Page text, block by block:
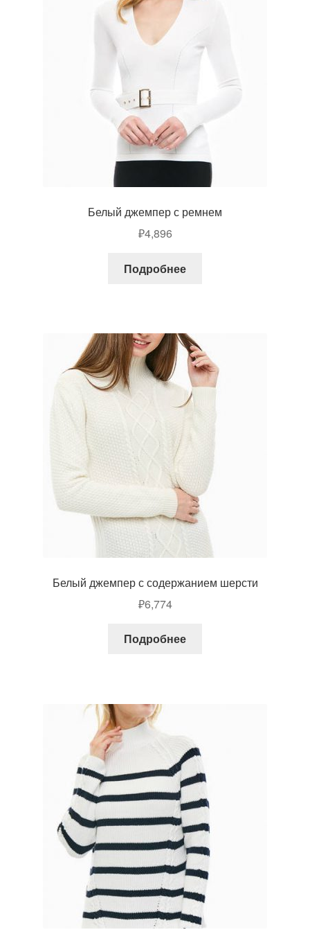
Белый джемпер с ремнем
₽4,896
Подробнее
Белый джемпер с содержанием шерсти
₽6,774
Подробнее